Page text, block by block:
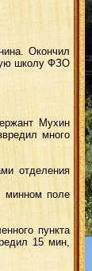
Окончил
школу ФЗО
Мухин
много
отделения
минном поле
пункта
15 мин,